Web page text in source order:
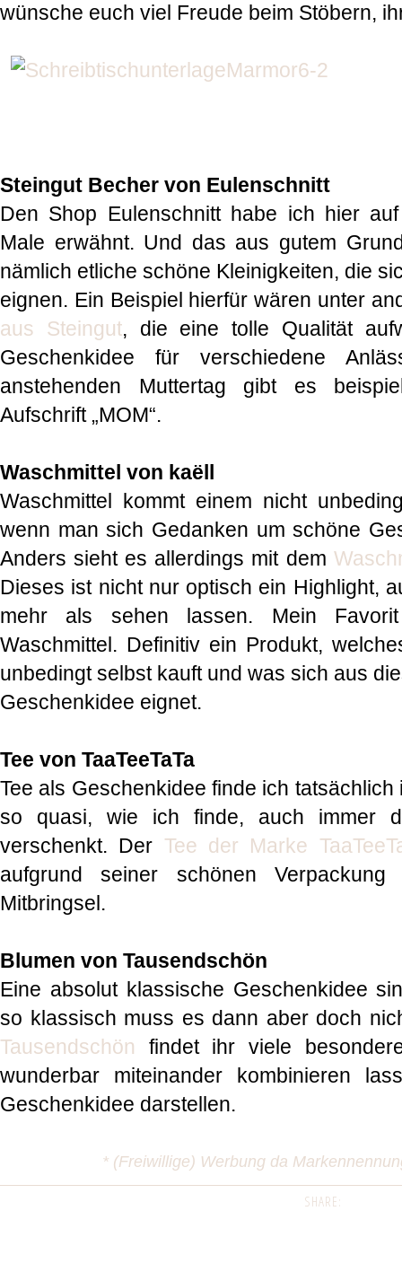
wünsche euch viel Freude beim Stöbern,
Steingut Becher von Eulenschnitt
Den Shop Eulenschnitt habe ich hier
Male erwähnt. Und das aus gutem
nämlich etliche schöne Kleinigkeiten, die
eignen. Ein Beispiel hierfür wären unter
aus Steingut, die eine tolle Qualität
Geschenkidee für verschiedene
anstehenden Muttertag gibt es
Aufschrift „MOM“.
Waschmittel von kaëll
Waschmittel kommt einem nicht
wenn man sich Gedanken um schöne
Anders sieht es allerdings mit dem
Dieses ist nicht nur optisch ein Highlight,
mehr als sehen lassen. Mein
Waschmittel. Definitiv ein Produkt,
unbedingt selbst kauft und was sich aus
Geschenkidee eignet.
Tee von TaaTeeTaTa
Tee als Geschenkidee finde ich
so quasi, wie ich finde, auch immer
verschenkt. Der Tee der Marke
aufgrund seiner schönen
Mitbringsel.
Blumen von Tausendschön
Eine absolut klassische Geschenkidee
so klassisch muss es dann aber doch
Tausendschön findet ihr viele
wunderbar miteinander kombinieren
Geschenkidee darstellen.
* (Freiwillige) Werbung da
SHARE: